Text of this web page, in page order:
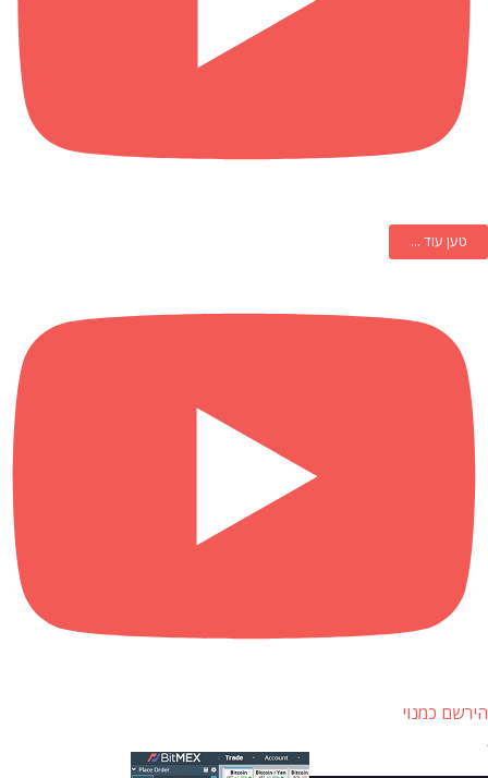
טען עוד ...
הירשם כמנוי